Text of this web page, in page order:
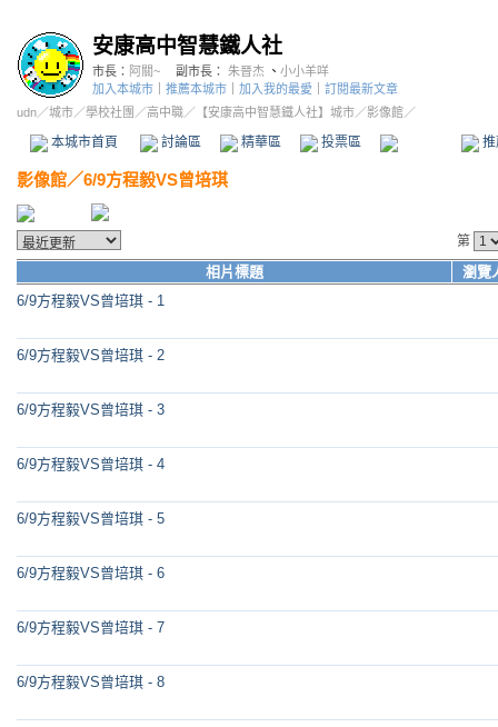
安康高中智慧鐵人社
市長： 阿關~ 副市長： 朱晉杰 、 小小羊咩
加入本城市
推薦本城市 加入我的最愛
訂閱最新文章
udn／城市／學校社團 ／高中職／ 【安康高中智慧鐵人社】城市／影像館／
本城市首頁 討論區 精華區 投票區 影像館
影像館／6/9方程毅VS曾培琪
第
相片標題
瀏覽
6/9方程毅VS曾培琪 - 1
6/9方程毅VS曾培琪 - 2
6/9方程毅VS曾培琪 - 3
6/9方程毅VS曾培琪 - 4
6/9方程毅VS曾培琪 - 5
6/9方程毅VS曾培琪 - 6
6/9方程毅VS曾培琪 - 7
6/9方程毅VS曾培琪 - 8